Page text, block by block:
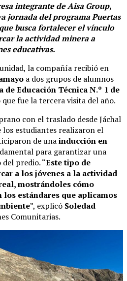
integrante de Aisa Group,
jornada del programa Puertas
busca fortalecer el vínculo
la actividad minera a
educativas.
la compañía recibió en
a dos grupos de alumnos
de Educación Técnica N.º 1 de
que fue la tercera visita del año.
con el traslado desde Jáchal
los estudiantes realizaron el
de unainducción en
para garantizar una
predio. “Este tipo de
a los jóvenes a la actividad
mostrándoles cómo
los estándares que aplicamos
”, explicó Soledad
Comunitarias.